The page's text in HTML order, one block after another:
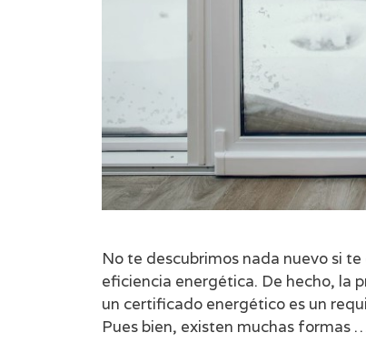
No te descubrimos nada nuevo si
eficiencia energética. De hecho, la
un certificado energético es un
Pues bien, existen muchas formas